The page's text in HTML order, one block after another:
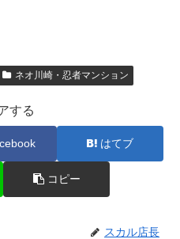
ネオ川崎・忍者マンション
する
はてブ
コピー
スカル店長